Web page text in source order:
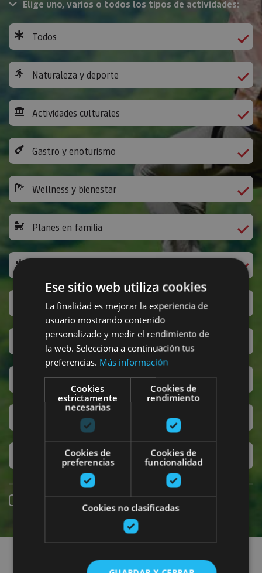
Elige uno, varios o todos los tipos de actividades:
Todos
Naturaleza y deporte
Actividades culturales
Gastro y enoturismo
Wellness y bienestar
Planes en familia
Ocio y diversión
San Fermín
Accesibilidad
Turismo regenerativo
Experiencias exclusivas
Reserva online
Encuentra planes
Ese sitio web utiliza cookies
La finalidad es mejorar la experiencia de
usuario mostrando contenido
personalizado y medir el rendimiento de
la web. Selecciona a continuación tus
preferencias. Más información
Cookies
estrictamente
necesarias
Cookies de
rendimiento
Cookies de
preferencias
Cookies de
funcionalidad
Cookies no clasificadas